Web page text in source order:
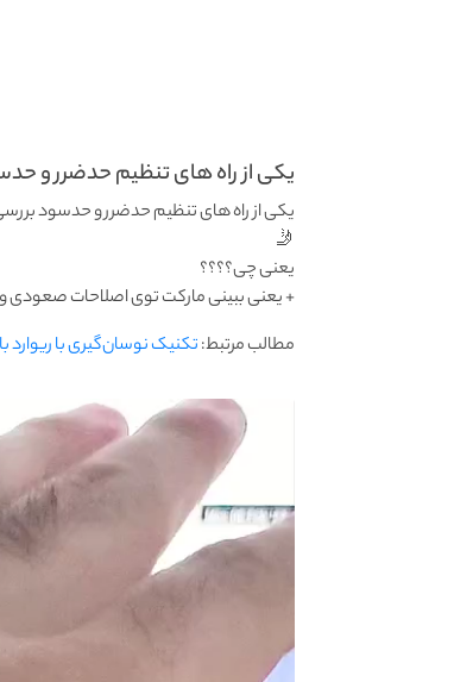
یکی از راه های تنظیم حدضرر و
یکی از راه های تنظیم حدضرر و حدسود
🤳
یعنی چی؟؟؟؟
+ یعنی ببینی مارکت توی اصلاحات صعودی
مطالب مرتبط:تکنیک نوسان‌گیری با ریوارد